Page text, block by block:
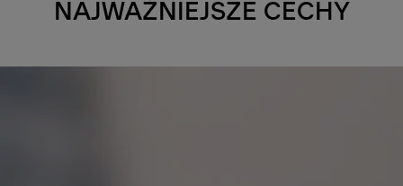
NAJWAŻNIEJSZE CECHY